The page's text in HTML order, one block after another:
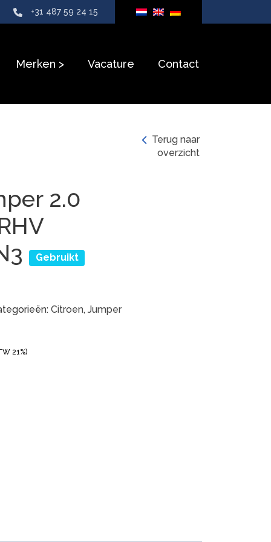
+31 487 59 24 15
Merken Vacature Contact
2.0
Gebruikt
Terug naar
overzicht
Citroen,Jumper
21%)